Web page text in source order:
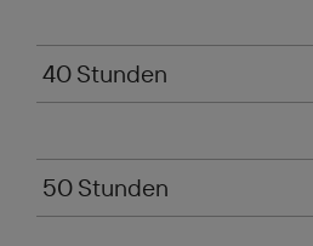
40 Stunden
50 Stunden